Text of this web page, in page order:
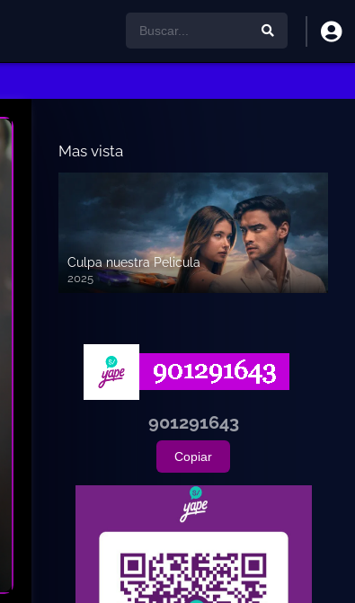
Mas vista
Culpa nuestra Pelicula
2025
720p HD
901291643
Copiar